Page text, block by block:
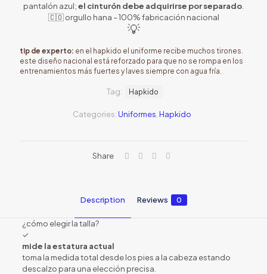
pantalón azul;el cinturón debe adquirirse por separado
🇨🇴 orgullo hana – 100% fabricación nacional
💡
tip de experto: en el hapkido el uniforme recibe muchos tirones.
este diseño nacional está reforzado para que no se rompa en los
entrenamientos más fuertes y laves siempre con agua fría.
Categories:Uniformes Hapkido
Tag: Hapkido
Share
Description Reviews 0
¿cómo elegir la talla?
✓
mide la estatura actual
toma la medida total desde los pies a la cabeza estando
descalzo para una elección precisa.